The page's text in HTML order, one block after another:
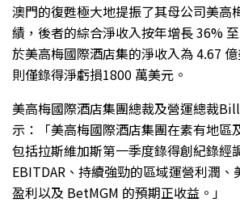
澳門的復甦極大地提振了其母公司美高
績，後者的綜合淨收入按年增長 36%
於美高梅國際酒店集的淨收入為 4.67
則僅錄得淨虧損1800 萬美元。
美高梅國際酒店集團總裁及營運總裁
示：「美高梅國際酒店集團在素有地區
包括拉斯維加斯第一季度錄得創紀錄經
EBITDAR、持續強勁的區域運營利潤
盈利以及 BetMGM 的預期正收益。」